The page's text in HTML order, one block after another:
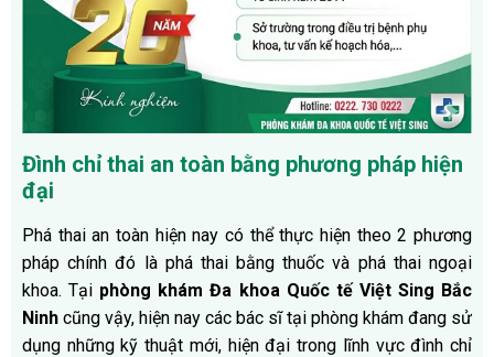
Đình chỉ thai an toàn bằng phương pháp hiện
đại
Phá thai an toàn hiện nay có thể thực hiện theo 2 phương
pháp chính đó là phá thai bằng thuốc và phá thai ngoại
khoa. Tại phòng khám Đa khoa Quốc tế Việt Sing Bắc
Ninh cũng vậy, hiện nay các bác sĩ tại phòng khám đang sử
dụng những kỹ thuật mới, hiện đại trong lĩnh vực đình chỉ